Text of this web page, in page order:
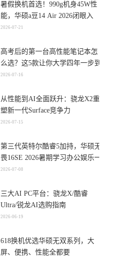
暑假换机首选！990g机身45W性
能，华硕a豆14 Air 2026闭眼入
2026-07-21
高考后的第一台高性能笔记本怎
么选？这5款让你大学四年一步到
位
2026-07-16
从性能到AI全面跃升：骁龙X2重
塑新一代Surface竞争力
2026-07-15
第三代英特尔酷睿5加持，华硕无
畏16SE 2026暑期学习办公娱乐一
机搞定
2026-07-08
三大AI PC平台：骁龙X/酷睿
Ultra/锐龙AI选购指南
2026-06-19
618换机优选华硕无双系列，大
屏、便携、性能全都要